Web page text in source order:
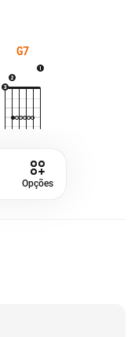
G7
Opções